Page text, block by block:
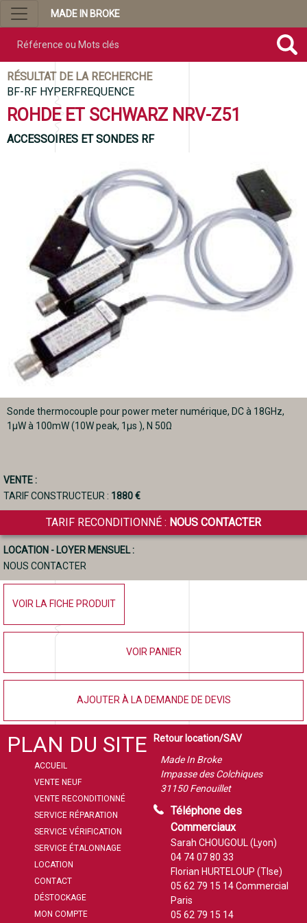
MADE IN BROKE
RÉSULTAT DE LA RECHERCHE
BF-RF HYPERFREQUENCE
ROHDE ET SCHWARZ NRV-Z51
ACCESSOIRES ET SONDES RF
Sonde thermocouple pour power meter numérique, DC à 18GHz,
1µW à 100mW (10W peak, 1µs ), N 50Ω
VENTE :
TARIF CONSTRUCTEUR : 1880 €
TARIF RECONDITIONNÉ : NOUS CONTACTER
LOCATION - LOYER MENSUEL :
NOUS CONTACTER
VOIR LA FICHE PRODUIT
VOIR PANIER
AJOUTER À LA DEMANDE DE DEVIS
PLAN DU SITE
ACCUEIL
VENTE NEUF
VENTE RECONDITIONNÉ
SERVICE RÉPARATION
SERVICE VÉRIFICATION
SERVICE ÉTALONNAGE
LOCATION
CONTACT
DÉSTOCKAGE
MON COMPTE
Retour location/SAV
Made In Broke
Impasse des Colchiques
31150 Fenouillet
Téléphone des
Commerciaux
Sarah CHOUGOUL (Lyon)
04 74 07 80 33
Florian HURTELOUP (Tlse)
05 62 79 15 14Commercial
Paris
05 62 79 15 14